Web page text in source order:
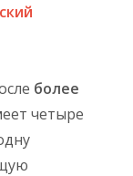
более
четыре